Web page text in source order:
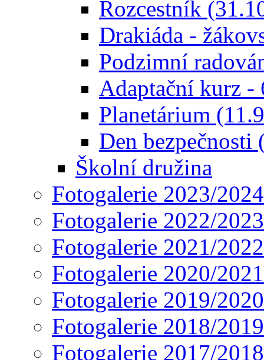
Rozcestník
Drakiáda -
Podzimní
Adaptační kurz -
Planetárium
Den bezpečnosti
Školní družina
Fotogalerie 2023/2024
Fotogalerie 2022/2023
Fotogalerie 2021/2022
Fotogalerie 2020/2021
Fotogalerie 2019/2020
Fotogalerie 2018/2019
Fotogalerie 2017/2018